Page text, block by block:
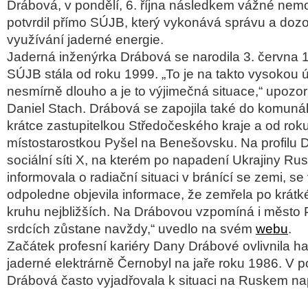
Drábová, v pondělí, 6. října následkem vážné
potvrdil přímo SÚJB, který vykonává správu a
využívání jaderné energie.
Jaderná inženýrka Drábová se narodila 3. června
SÚJB stála od roku 1999. „To je na takto vysokou
nesmírně dlouho a je to výjimečná situace,“
Daniel Stach. Drábová se zapojila také do
krátce zastupitelkou Středočeského kraje a od
místostarostkou Pyšel na Benešovsku. Na profilu
sociální síti X, na kterém po napadení Ukrajiny
informovala o radiační situaci v bránící se zemi,
odpoledne objevila informace, že zemřela po
kruhu nejbližších. Na Drábovou vzpomíná i město
srdcích zůstane navždy,“ uvedlo na svém webu.
Začátek profesní kariéry Dany Drábové ovlivnila
jaderné elektrárně Černobyl na jaře roku 1986. V
Drábová často vyjadřovala k situaci na Ruskem